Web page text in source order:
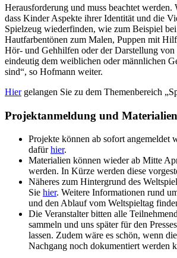
Herausforderung und muss beachtet werden.
dass Kinder Aspekte ihrer Identität und die
Spielzeug wiederfinden, wie zum Beispiel
Hautfarbentönen zum Malen, Puppen mit
Hör- und Gehhilfen oder der Darstellung von
eindeutig dem weiblichen oder männlichen
sind“, so Hofmann weiter.
Hiergelangen Sie zu dem Themenbereich
Projektanmeldung und Materialien
Projekte können ab sofort angemeldet
dafürhier.
Materialien können wieder ab Mitte
werden. In Kürze werden diese
Näheres zum Hintergrund des
Sie hier. Weitere Informationen rund
und den Ablauf vom Weltspieltag
Die Veranstalter bitten alle
sammeln und uns später für den
lassen. Zudem wäre es schön, wenn
Nachgang noch dokumentiert werden